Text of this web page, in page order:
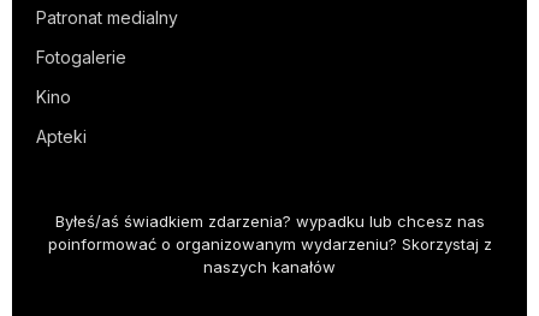
Patronat medialny
Fotogalerie
Kino
Apteki
Byłeś/aś świadkiem zdarzenia? wypadku lub chcesz nas
poinformować o organizowanym wydarzeniu? Skorzystaj z
naszych kanałów